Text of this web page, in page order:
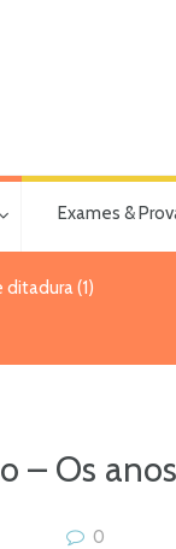
Exames &
(1)
– Os
0